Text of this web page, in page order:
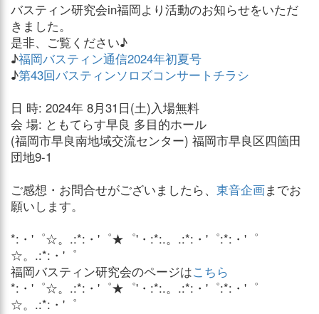
バスティン研究会in福岡より活動のお知らせをいただ
きました。
是非、ご覧ください♪
♪福岡バスティン通信2024年初夏号
♪第43回バスティンソロズコンサートチラシ
日 時: 2024年 8月31日(土)入場無料
会 場: ともてらす早良 多目的ホール
(福岡市早良南地域交流センター) 福岡市早良区四箇田
団地9-1
ご感想・お問合せがございましたら、 東音企画までお
願いします。
*:・'゜☆。.:*:・'゜★゜'・:*:.。.:*:・'゜:*:・'゜
☆。.:*:・'゜
福岡バスティン研究会のページはこちら
*:・'゜☆。.:*:・'゜★゜'・:*:.。.:*:・'゜:*:・'゜
☆。.:*:・'゜